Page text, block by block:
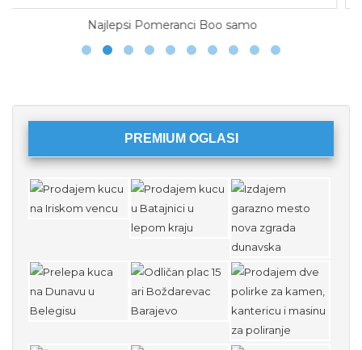
Na prodaju maltezeri Jedan
PREMIUM OGLASI